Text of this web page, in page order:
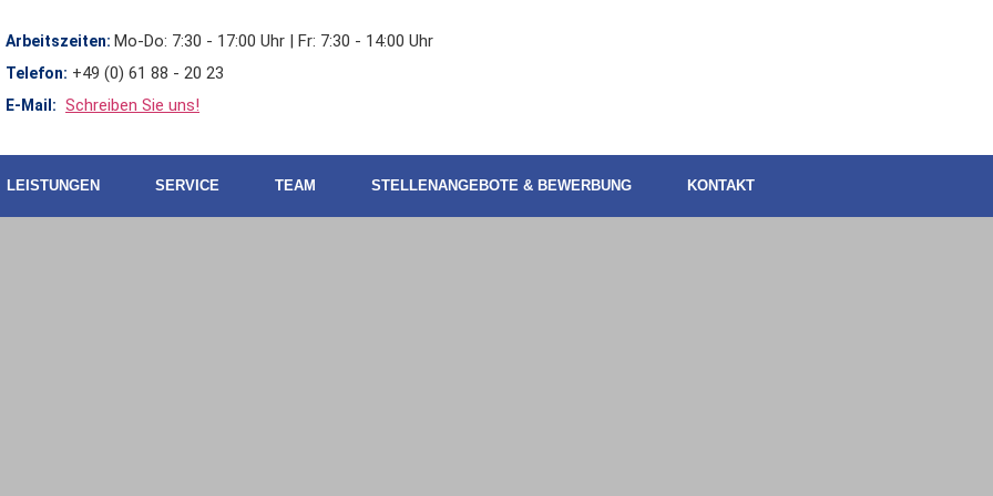
Arbeitszeiten: Mo-Do: 7:30 - 17:00 Uhr | Fr: 7:30 - 14:00 Uhr
Telefon: +49 (0) 61 88 - 20 23
E-Mail: Schreiben Sie uns!
LEISTUNGEN SERVICE TEAM STELLENANGEBOTE & BEWERBUNG KONTAKT